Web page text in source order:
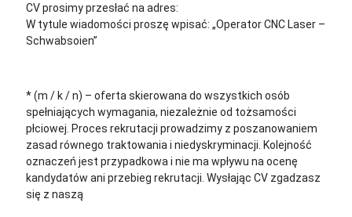
CV prosimy przesłać na adres:
W tytule wiadomości proszę wpisać: „Operator CNC Laser –
Schwabsoien”
* (m / k / n) – oferta skierowana do wszystkich osób
spełniających wymagania, niezależnie od tożsamości
płciowej. Proces rekrutacji prowadzimy z poszanowaniem
zasad równego traktowania i niedyskryminacji. Kolejność
oznaczeń jest przypadkowa i nie ma wpływu na ocenę
kandydatów ani przebieg rekrutacji. Wysłając CV zgadzasz
się z naszą